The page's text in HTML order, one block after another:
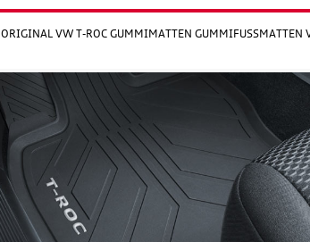
ORIGINAL VW T-ROC GUMMIMATTEN GUMMIFUSSMATTEN